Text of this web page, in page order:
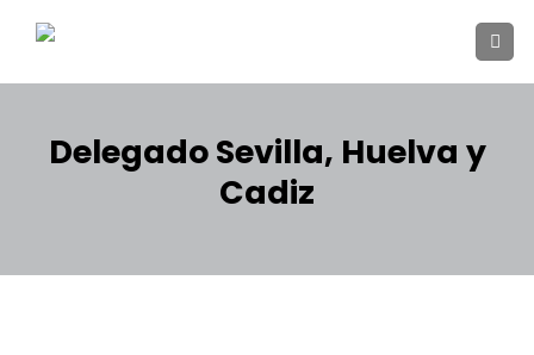
Delegado Sevilla, Huelva y
Cadiz